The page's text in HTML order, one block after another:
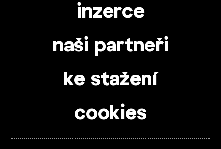
inzerce
naši partneři
ke stažení
cookies